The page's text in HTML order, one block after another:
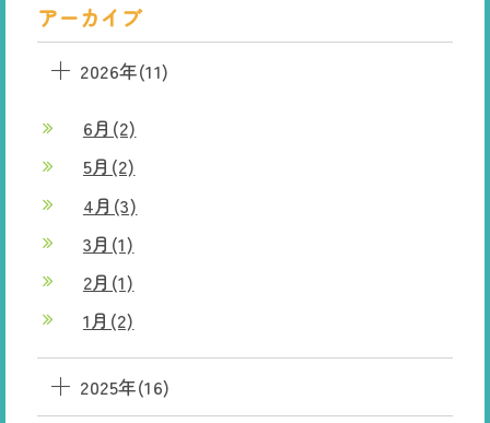
アーカイブ
2026年(11)
6月(2)
5月(2)
4月(3)
3月(1)
2月(1)
1月(2)
2025年(16)